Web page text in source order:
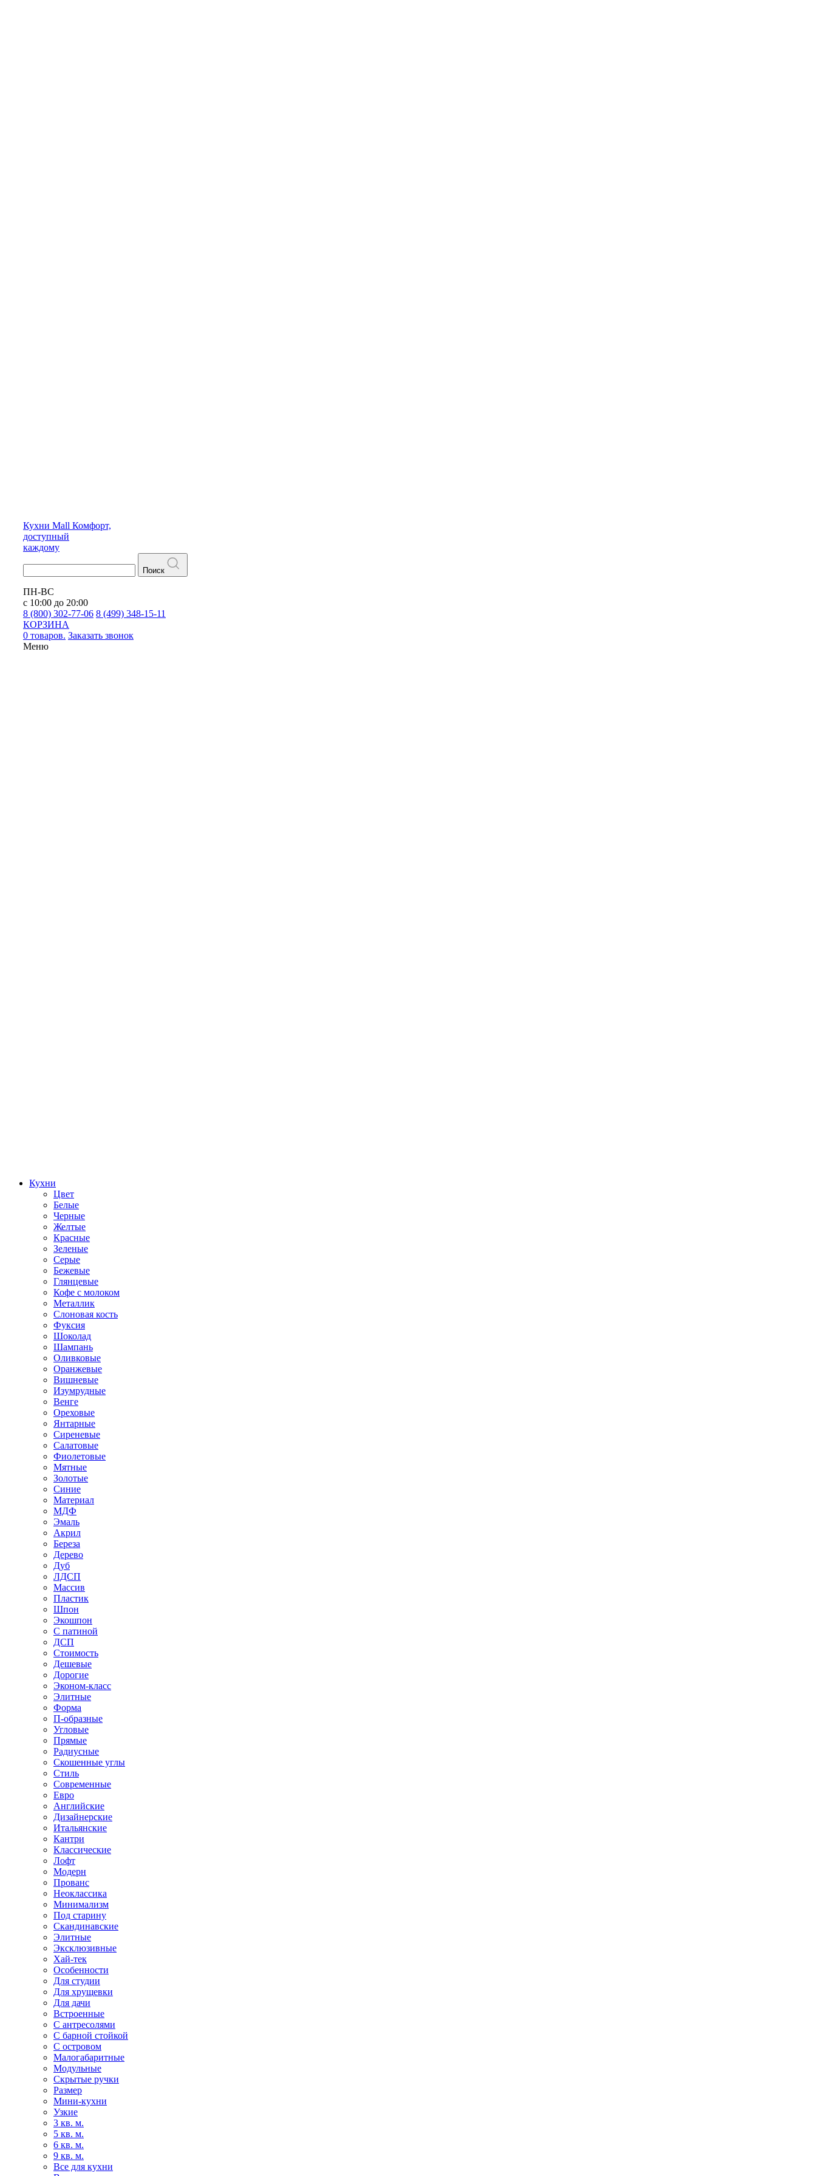
Кухни Mall Комфорт,
доступный
каждому
Поиск
ПН-ВС
с 10:00 до 20:00
8 (800) 302-77-06 8 (499) 348-15-11
КОРЗИНА
0 товаров. Заказать звонок
Меню
Кухни
Цвет
Белые
Черные
Желтые
Красные
Зеленые
Серые
Бежевые
Глянцевые
Кофе с молоком
Металлик
Слоновая кость
Фуксия
Шоколад
Шампань
Оливковые
Оранжевые
Вишневые
Изумрудные
Венге
Ореховые
Янтарные
Сиреневые
Салатовые
Фиолетовые
Мятные
Золотые
Синие
Материал
МДФ
Эмаль
Акрил
Береза
Дерево
Дуб
ЛДСП
Массив
Пластик
Шпон
Экошпон
С патиной
ДСП
Стоимость
Дешевые
Дорогие
Эконом-класс
Элитные
Форма
П-образные
Угловые
Прямые
Радиусные
Скошенные углы
Стиль
Современные
Евро
Английские
Дизайнерские
Итальянские
Кантри
Классические
Лофт
Модерн
Прованс
Неоклассика
Минимализм
Под старину
Скандинавские
Элитные
Эксклюзивные
Хай-тек
Особенности
Для студии
Для хрущевки
Для дачи
Встроенные
С антресолями
С барной стойкой
С островом
Малогабаритные
Модульные
Скрытые ручки
Размер
Мини-кухни
Узкие
3 кв. м.
5 кв. м.
6 кв. м.
9 кв. м.
Все для кухни